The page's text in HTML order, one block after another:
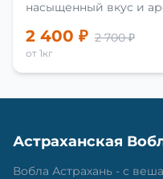
насыщенный вкус и
2 400 ₽ 2 700 ₽
от 1кг
Астраханская
Вобла Астрахань - с